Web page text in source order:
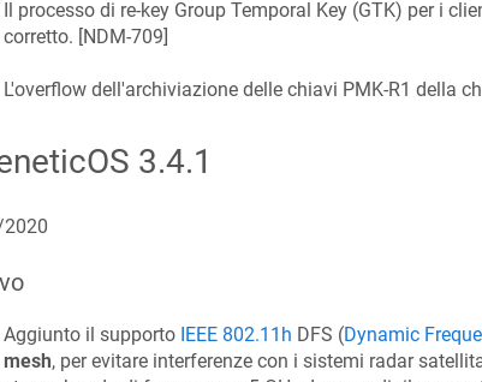
Il processo di re-key Group Temporal Key (GTK) per i
corretto. [NDM-709]
L'overflow dell'archiviazione delle chiavi PMK-R1 della
3.4.1
Aggiunto il supporto IEEE 802.11h DFS (Dynamic
mesh, per evitare interferenze con i sistemi radar